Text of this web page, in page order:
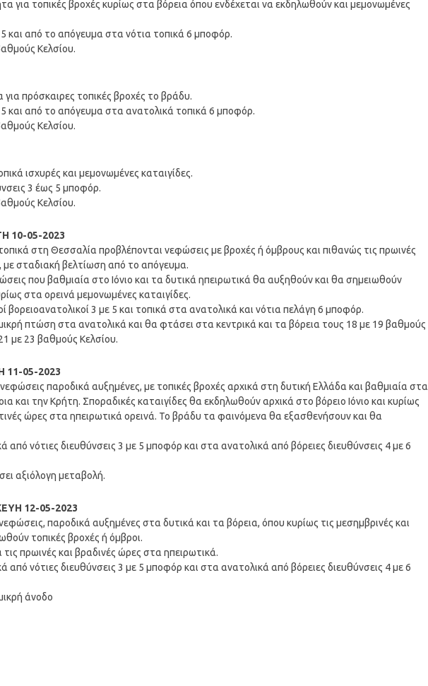
για τοπικές βροχές κυρίως στα βόρεια όπου ενδέχεται να εκδηλωθούν και μεμονωμένες
5 και από το απόγευμα στα νότια τοπικά 6 μποφόρ.
Κελσίου.
πρόσκαιρες τοπικές βροχές το βράδυ.
5 και από το απόγευμα στα ανατολικά τοπικά 6 μποφόρ.
Κελσίου.
ισχυρές και μεμονωμένες καταιγίδες.
3 έως 5 μποφόρ.
Κελσίου.
10-05-2023
στη Θεσσαλία προβλέπονται νεφώσεις με βροχές ή όμβρους και πιθανώς τις πρωινές
με σταδιακή βελτίωση από το απόγευμα.
που βαθμιαία στο Ιόνιο και τα δυτικά ηπειρωτικά θα αυξηθούν και θα σημειωθούν
στα ορεινά μεμονωμένες καταιγίδες.
βορειοανατολικοί 3 με 5 και τοπικά στα ανατολικά και νότια πελάγη 6 μποφόρ.
πτώση στα ανατολικά και θα φτάσει στα κεντρικά και τα βόρεια τους 18 με 19 βαθμούς
με 23 βαθμούς Κελσίου.
05-2023
παροδικά αυξημένες, με τοπικές βροχές αρχικά στη δυτική Ελλάδα και βαθμιαία στα
και την Κρήτη. Σποραδικές καταιγίδες θα εκδηλωθούν αρχικά στο βόρειο Ιόνιο και κυρίως
ώρες στα ηπειρωτικά ορεινά. Το βράδυ τα φαινόμενα θα εξασθενήσουν και θα
από νότιες διευθύνσεις 3 με 5 μποφόρ και στα ανατολικά από βόρειες διευθύνσεις 4 με 6
αξιόλογη μεταβολή.
12-05-2023
νεφώσεις, παροδικά αυξημένες στα δυτικά και τα βόρεια, όπου κυρίως τις μεσημβρινές και
τοπικές βροχές ή όμβροι.
πρωινές και βραδινές ώρες στα ηπειρωτικά.
από νότιες διευθύνσεις 3 με 5 μποφόρ και στα ανατολικά από βόρειες διευθύνσεις 4 με 6
άνοδο